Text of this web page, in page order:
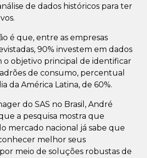
de dados históricos para ter
é que, entre as empresas
90% investem em dados
o objetivo principal de identificar
de consumo, percentual
da América Latina, de 60%.
do SAS no Brasil, André
a pesquisa mostra que
mercado nacional já sabe que
melhor seus
meio de soluções robustas de